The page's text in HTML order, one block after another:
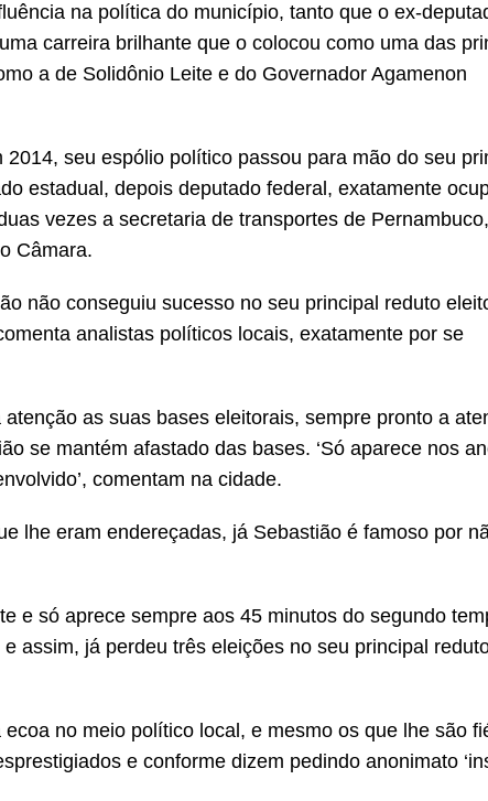
na política do município, tanto que o ex-
carreira brilhante que o colocou como uma das
a de Solidônio Leite e do Governador Agamenon
seu espólio político passou para mão do seu
estadual, depois deputado federal, exatamente
vezes a secretaria de transportes de
Câmara.
não conseguiu sucesso no seu principal reduto
analistas políticos locais, exatamente por se
as suas bases eleitorais, sempre pronto a
se mantém afastado das bases. ‘Só aparece nos
comentam na cidade.
lhe eram endereçadas, já Sebastião é famoso por
e só aprece sempre aos 45 minutos do segundo
assim, já perdeu três eleições no seu principal
no meio político local, e mesmo os que lhe são
e conforme dizem pedindo anonimato